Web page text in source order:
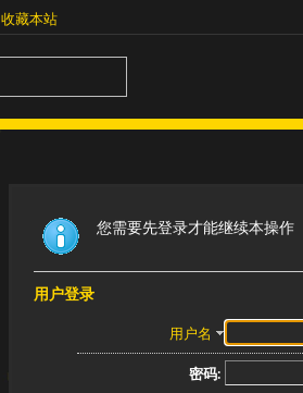
收藏本站
您需要先登录才能继续本操作
用户登录
用户名
密码: